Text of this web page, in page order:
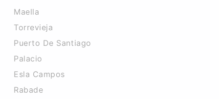
Maella
Torrevieja
Puerto De Santiago
Palacio
Esla Campos
Rabade